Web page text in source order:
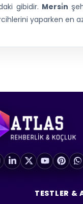
gibidir. Mersi̇n
yaparken en
TESTLER &